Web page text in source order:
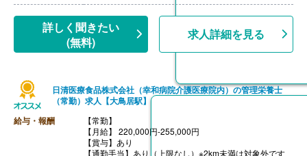
詳しく聞きたい
(無料)
求人詳細を見る
日清医療食品株式会社（幸和病院介護医療院内）の管理栄養士
（常勤）求人【大鳥居駅】
給与・報酬
【常勤】
【月給】 220,000円-255,000円
【賞与】あり
【通勤手当】あり（上限なし）※2km未満は対象外です